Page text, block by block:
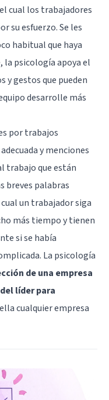
cual los trabajadores
su esfuerzo. Se les
habitual que haya
psicología apoya el
gestos que pueden
desarrolle más
por trabajos
y menciones
trabajo que están
breves palabras
un trabajador siga
más tiempo y tienen
si se había
La psicología
de una empresa
líder para
cualquier empresa